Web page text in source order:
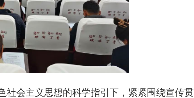
会主义思想的科学指引下，紧紧围绕宣传